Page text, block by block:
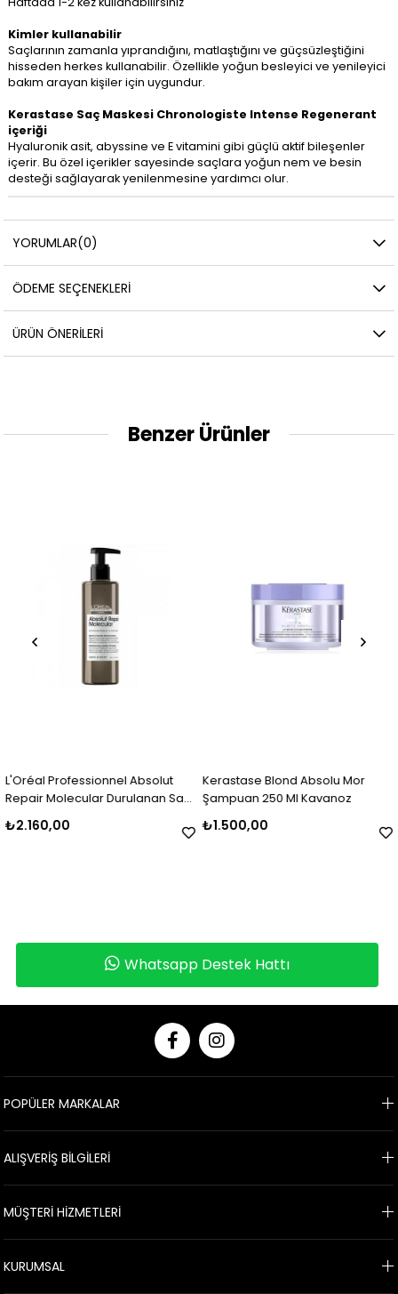
Kimler kullanabilir
Saçlarının zamanla yıprandığını, matlaştığını ve güçsüzleştiğini
hisseden herkes kullanabilir. Özellikle yoğun besleyici ve yenileyici
bakım arayan kişiler için uygundur.
Kerastase Saç Maskesi Chronologiste Intense Regenerant
içeriği
Hyaluronik asit, abyssine ve E vitamini gibi güçlü aktif bileşenler
içerir. Bu özel içerikler sayesinde saçlara yoğun nem ve besin
desteği sağlayarak yenilenmesine yardımcı olur.
YORUMLAR(0)
ÖDEME SEÇENEKLERI
ÜRÜN ÖNERILERI
Benzer Ürünler
L'Oréal Professionnel Absolut
Repair Molecular Durulanan Saç
Serumu 250 Ml
₺2.160,00
Kerastase Blond Absolu Mor
Şampuan 250 Ml Kavanoz
₺1.500,00
Whatsapp Destek Hattı
POPÜLER MARKALAR
ALIŞVERİŞ BİLGİLERİ
MÜŞTERİ HİZMETLERİ
KURUMSAL